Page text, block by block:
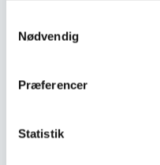
Nødvendig
Præferencer
Statistik
Kædenavn *